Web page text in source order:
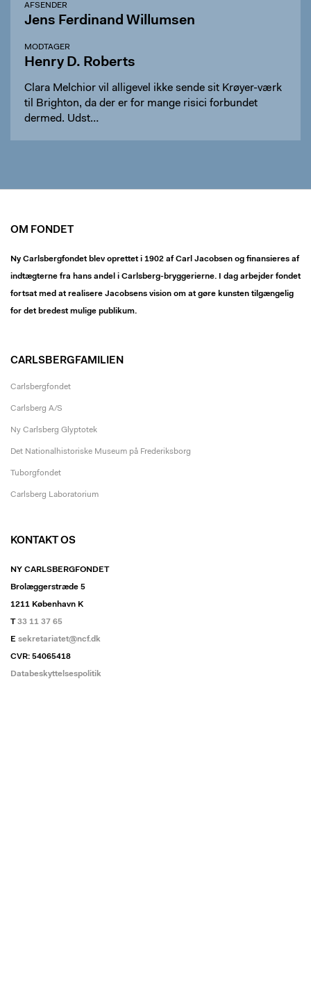
AFSENDER
Jens Ferdinand Willumsen
MODTAGER
Henry D. Roberts
Clara Melchior vil alligevel ikke sende sit Krøyer-værk
til Brighton, da der er for mange risici forbundet
dermed. Udst…
OM FONDET
Ny Carlsbergfondet blev oprettet i 1902 af Carl Jacobsen og finansieres af
indtægterne fra hans andel i Carlsberg-bryggerierne. I dag arbejder fondet
fortsat med at realisere Jacobsens vision om at gøre kunsten tilgængelig
for det bredest mulige publikum.
CARLSBERGFAMILIEN
Carlsbergfondet
Carlsberg A/S
Ny Carlsberg Glyptotek
Det Nationalhistoriske Museum på Frederiksborg
Tuborgfondet
Carlsberg Laboratorium
KONTAKT OS
NY CARLSBERGFONDET
Brolæggerstræde 5
1211 København K
T33 11 37 65
E sekretariatet@ncf.dk
CVR: 54065418
Databeskyttelsespolitik